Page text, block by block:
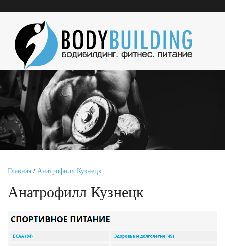
Главная / Анатрофилл Кузнецк
Анатрофилл Кузнецк